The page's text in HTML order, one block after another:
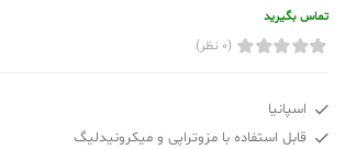
تماس بگیرید
(0 نظر)
اسپانیا
قابل استفاده با مزوتراپی و میکرونیدلیگ